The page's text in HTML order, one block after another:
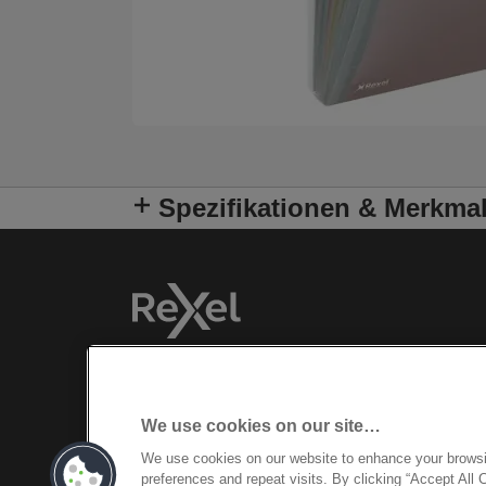
Spezifikationen &
We use cookies on our site…
We use cookies on our website to enhance your
preferences and repeat visits. By clicking “Accept All